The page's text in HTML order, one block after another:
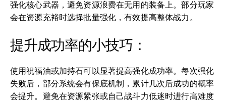
强化核心武器，避免资源浪费在无用的装备上。部分玩家
会在资源充裕时选择批量强化，有效提高整体战力。
提升成功率的小技巧：
使用祝福油或加持石可以显著提高强化成功率。每次强化
失败后，部分系统会有保底机制，累计几次后成功的概率
会提升。避免在资源紧张或自己战斗力低迷时进行高难度